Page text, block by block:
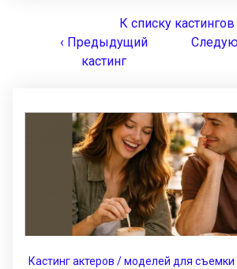
К списку кастингов
‹ Предыдущий
кастинг
Кастинг актеров / моделей для